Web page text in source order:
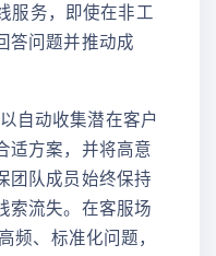
服务，即使在非工
答问题并推动成
自动收集潜在客户
适方案，并将高意
团队成员始终保持
索流失。在客服场
频、标准化问题，